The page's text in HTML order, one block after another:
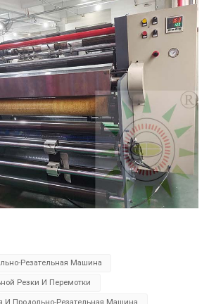
Резательная Машина
Резки И Перемотки